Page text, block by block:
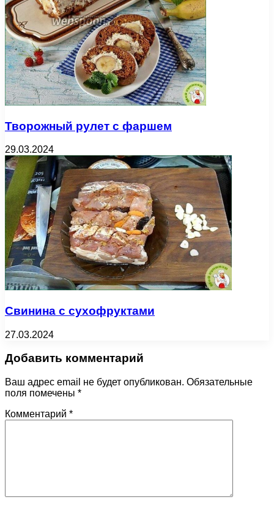
Творожный рулет с фаршем
29.03.2024
Свинина с сухофруктами
27.03.2024
Добавить комментарий
Ваш адрес email не будет опубликован. Обязательные
поля помечены *
Комментарий *